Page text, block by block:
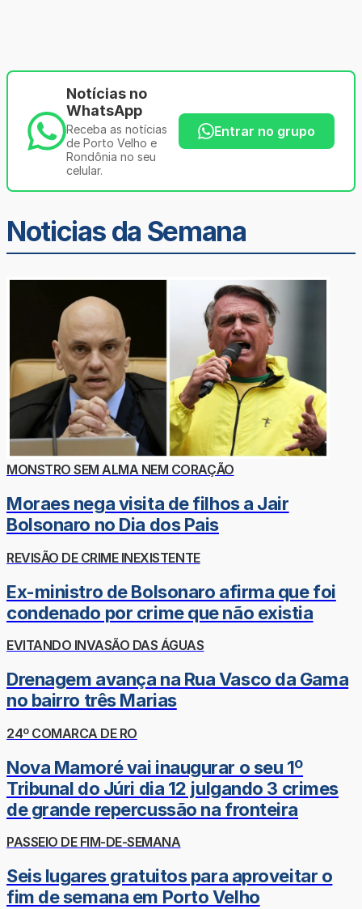
Notícias no
WhatsApp
Receba as notícias
de Porto Velho e
Rondônia no seu
celular.
Entrar no grupo
Noticias da Semana
MONSTRO SEM ALMA NEM CORAÇÃO
Moraes nega visita de filhos a Jair
Bolsonaro no Dia dos Pais
REVISÃO DE CRIME INEXISTENTE
Ex-ministro de Bolsonaro afirma que foi
condenado por crime que não existia
EVITANDO INVASÃO DAS ÁGUAS
Drenagem avança na Rua Vasco da Gama
no bairro três Marias
24º COMARCA DE RO
Nova Mamoré vai inaugurar o seu 1º
Tribunal do Júri dia 12 julgando 3 crimes
de grande repercussão na fronteira
PASSEIO DE FIM-DE-SEMANA
Seis lugares gratuitos para aproveitar o
fim de semana em Porto Velho